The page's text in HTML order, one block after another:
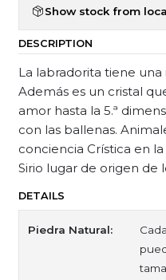
Show stock from
DESCRIPTION
La labradorita tiene una
Además es un cristal
amor hasta la 5.ª
con las ballenas.
conciencia Crística en
Sirio lugar de origen de
DETAILS
Piedra Natural: